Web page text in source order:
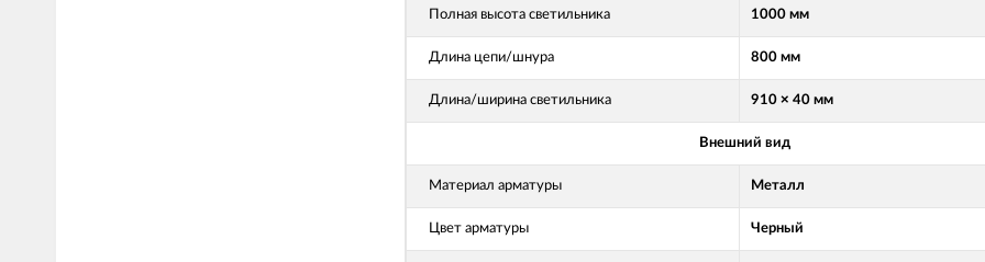
Полная высота светильника 1000 мм
Длина цепи/шнура 800 мм
Длина/ширина светильника 910 × 40 мм
Внешний вид
Материал арматуры Металл
Цвет арматуры Черный